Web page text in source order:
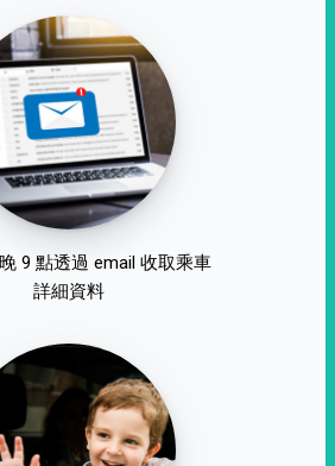
9 點透過 email 收取乘車
詳細資料